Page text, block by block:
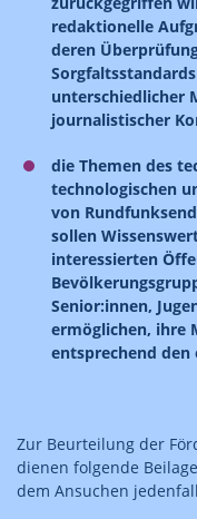
redaktionelle
deren
unterschiedlicher
journalistischer
die Themen des
technologischen
von
sollen
interessierten
Senior:innen,
ermöglichen, ihre
entsprechend den
Zur Beurteilung der
dienen folgende
dem Ansuchen